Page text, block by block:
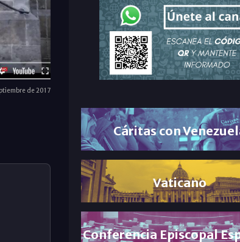
de 2017
Cáritas con
Vaticano
Conferencia Episcopal